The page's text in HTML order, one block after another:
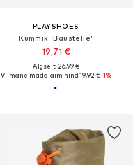
PLAYSHOES
Kummik 'Baustelle'
19,71 €
Algselt: 26,99 €
Viimane madalaim hind:19,92 €-1%